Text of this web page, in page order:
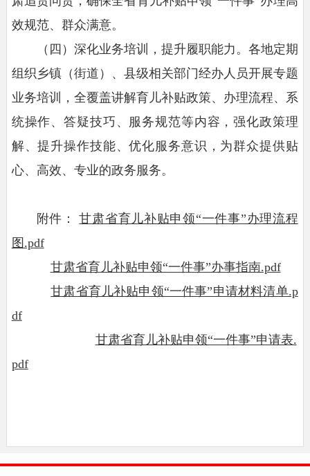
效规范、群众满意。
（四）深化业务培训，提升履职能力。 各地定期
组织乡镇（街道）、县级相关部门经办人员开展专题
业务培训，全覆盖讲解育儿补贴政策、办理流程、系
统操作、答疑技巧、服务规范等内容，强化政策理
解、提升操作技能、优化服务意识，为群众提供贴
心、高效、专业的政务服务。
附件：甘肃省育儿补贴申领“一件事”办理流程
图.pdf
甘肃省育儿补贴申领“一件事”办事指南.pdf
甘肃省育儿补贴申领“一件事”申请材料清单.p
df
甘肃省育儿补贴申领“一件事”申请表.
pdf